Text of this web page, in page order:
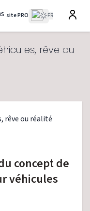
site PRO FR
rêve ou
concept de
véhicules